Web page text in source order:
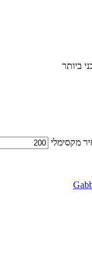
ביותר
מקסימלי